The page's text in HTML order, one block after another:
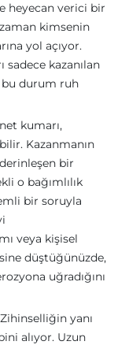
heyecan verici bir
kimsenin
yol açıyor.
kazanılan
bu durum ruh
kumarı,
Kazanmanın
bir
o bağımlılık
bir soruyla
veya kişisel
düştüğünüzde,
uğradığını
Zihinselliğin yanı
alıyor. Uzun